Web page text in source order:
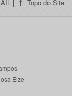
| Topo do Site
Elze